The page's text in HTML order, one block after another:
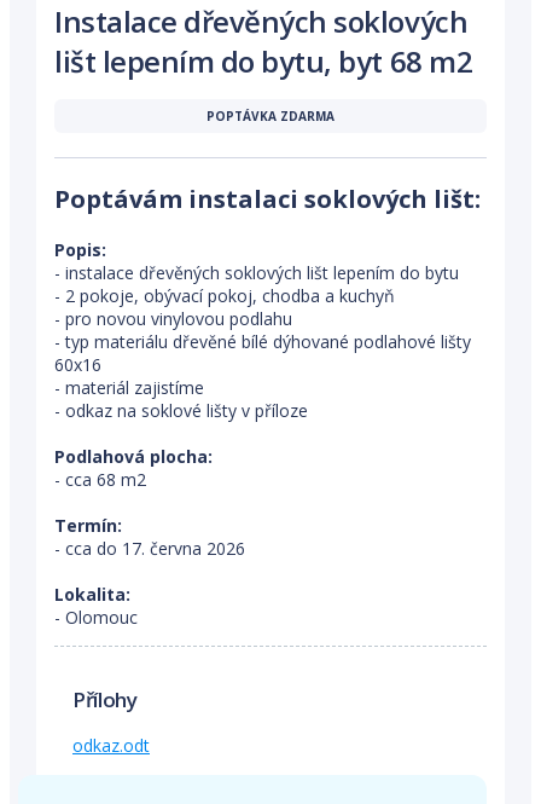
Instalace dřevěných soklových
lišt lepením do bytu, byt 68 m2
POPTÁVKA ZDARMA
Poptávám instalaci soklových lišt:
Popis:
- instalace dřevěných soklových lišt lepením do bytu
- 2 pokoje, obývací pokoj, chodba a kuchyň
- pro novou vinylovou podlahu
- typ materiálu dřevěné bílé dýhované podlahové lišty
60x16
- materiál zajistíme
- odkaz na soklové lišty v příloze
Podlahová plocha:
- cca 68 m2
Termín:
- cca do 17. června 2026
Lokalita:
- Olomouc
Přílohy
odkaz.odt